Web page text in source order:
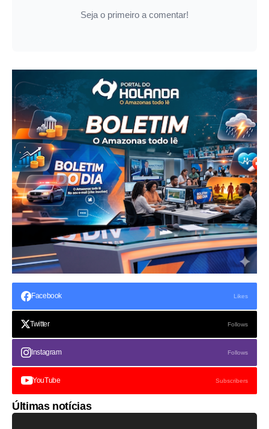
Seja o primeiro a comentar!
Facebook Likes
Twitter Follows
Instagram Follows
YouTube Subscribers
Últimas notícias